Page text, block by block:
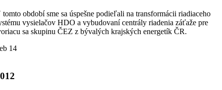
tomto období sme sa úspešne podieľali na transformácii riadiaceho
vysielačov HDO a vybudovaní centrály riadenia záťaže pre
sa skupinu ČEZ z bývalých krajských energetík ČR.
14